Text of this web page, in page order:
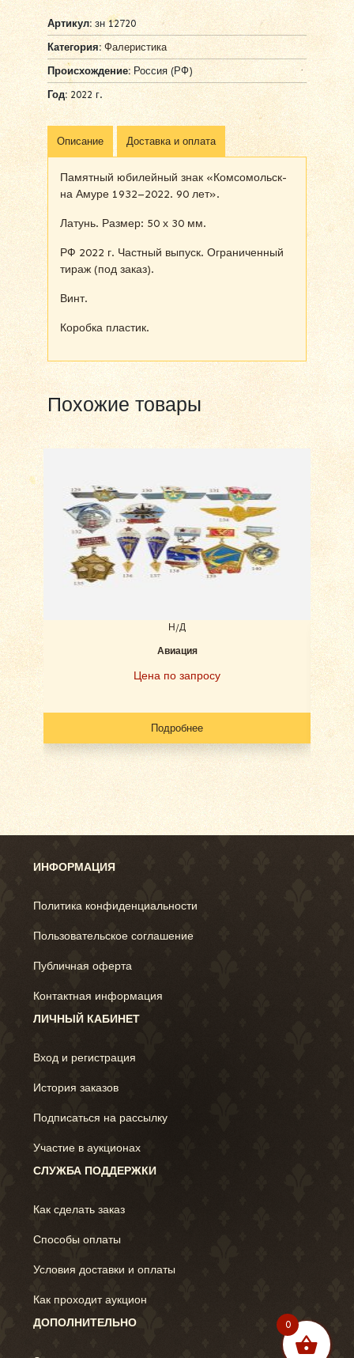
Артикул:зн 12720
Категория: Фалеристика
Происхождение:Россия (РФ)
Год:2022 г.
Описание Доставка и оплата
Памятный юбилейный знак «Комсомольск-
на Амуре 1932–2022. 90 лет».
Латунь. Размер: 50 х 30 мм.
РФ 2022 г. Частный выпуск. Ограниченный
тираж (под заказ).
Винт.
Коробка пластик.
Похожие товары
Н/Д
Авиация
Цена по запросу
Подробнее
ИНФОРМАЦИЯ
Политика конфиденциальности
Пользовательское соглашение
Публичная оферта
Контактная информация
ЛИЧНЫЙ КАБИНЕТ
Вход и регистрация
История заказов
Подписаться на рассылку
Участие в аукционах
СЛУЖБА ПОДДЕРЖКИ
Как сделать заказ
Способы оплаты
Условия доставки и оплаты
Как проходит аукцион
ДОПОЛНИТЕЛЬНО
0